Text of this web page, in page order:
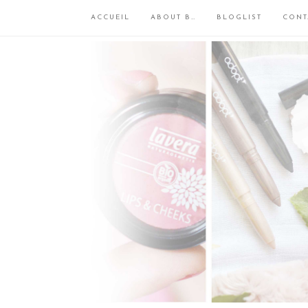
ACCUEIL ABOUT B… BLOGLIST